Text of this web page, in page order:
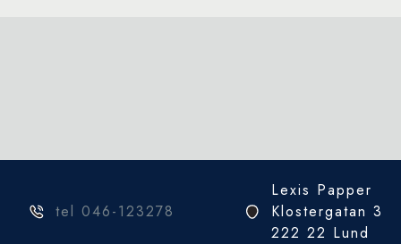
tel 046-123278
Lexis Papper
Klostergatan 3
222 22 Lund